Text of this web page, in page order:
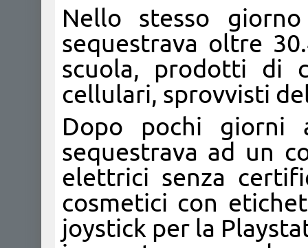
Nello stesso
sequestrava oltre
scuola, prodotti di
cellulari, sprovvisti
Dopo pochi giorni
sequestrava ad un
elettrici senza
cosmetici con
joystick per la